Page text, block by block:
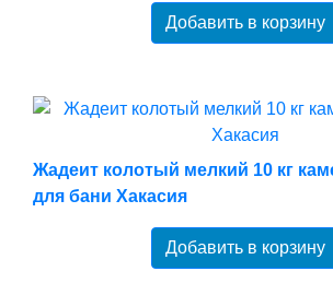
Добавить в корзину
Жадеит колотый мелкий 10 кг
для бани Хакасия
Добавить в корзину